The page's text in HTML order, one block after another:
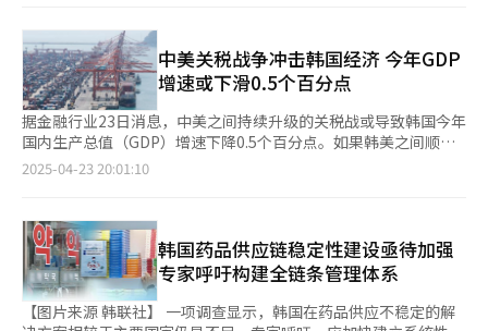
哲秀之间的差距分别为22、25和29个百分点。 国民力量党相关人
士表示，如果韩德洙正式加入总统候选人阵营，整体民调格局也可
能随之变化，未来单一化谈判的推动也会因此受到影响。 25日，
在国立大田显忠院举行的“第二届殉职义务军警日纪念仪式”上，
代理总统职权的国务总理韩德洙正在致纪念辞。【图片来源 韩联
社】
次“2+2”磋商为起点，双方缩小了协商议题范围，并将日程达成
共识，为协商建立起基本框架。会议氛围友好，双方交换意见积极
配合。 崔相穆还透露，韩方向美方就贸易、投资、造船、能源等
领域介绍了合作愿景，并说明美国征收的对等关税或部分品目关税
将对两国间经济合作造成负面影响，阐述了希望豁免对韩关税的立
场。 崔相穆强调，当天的磋商中未提及有关驻韩美军防卫费分摊
问题。 安德根也对本次“2+2”磋商给予积极评价，称本次磋商开
了一个好头，向美方说明了产业合作愿景，释放两国间存在广泛合
1.1%；进口则主要因原油、天然气等能源类商品减少而下降
2.0%。 从各领域对一季度增长率的拉动作用来看，建筑投资和设
备投资分别拖累整体增长率0.4个百分点和0.2个百分点；民间消费
和政府消费对增长的拉动作用均为零。 分行业来看，电力、燃气
和供水行业增长7.9%，农林渔业增长3.2%。而制造业受化学品及
设备类产品影响下降0.8%，建筑业因建筑工程不振减少1.5%。 此
外，今年一季度实际国民总收入（GDI）环比下降0.4%，反映出居
民和企业的实际购买力亦受到削弱。 分析人士指出，若当前内需
1.5%。 21日，京畿道平泽港堆满了集装箱。【图片来源 韩联社】
在SNS上传自己出演《SNL Korea》的剧透照，韩东勋出演的为固
定单元《店长来了》，由演员池艺恩（音）饰演便利店店长，对前
来应聘的兼职生进行面试。韩东勋公开的照片中，与擅长模仿的搞
笑艺人郑成浩（音）相对而站，两人犹如复制粘贴般的相似外貌令
网友忍俊不禁。 国民力量党另一总统候选人、前雇佣劳动部长官
金文洙和前大邱市长洪准杓此前也出演《SNL Korea》。金文洙在
节目中将对手、共同民主党总统候选人李在明比作“过期酸奶”。
洪准杓则在节目中用近期陷入争议的政治掮客明泰均（音）的名字
只跳蚤”（比喻雷声大雨点小）“细菌（均）”，并diss李在明
为“流氓”、称韩东勋为“自恋狂”，截至本月17日，这段视频在
优兔（Youtube）的点击率已突破100万。 《SNL Korea》是美国
大热脱口秀《Saturday Night Live》的韩国版，曾于2011年在
tvN电视台连续播放九季，以对政治的恶搞讽刺和成人搞笑受到观
众欢迎。每逢韩国大选，以无底线恶搞著称的《SNL Korea》都引
中美关税战争冲击韩国经济 今年GDP
增速或下滑0.5个百分点
据金融行业23日消息，中美之间持续升级的关税战或导致韩国今年
国内生产总值（GDP）增速下降0.5个百分点。如果韩美之间顺利
完成通商谈判但中美矛盾无法缓解，关税对韩国经济增长的不利影
至基本税率10%，但实际有效关税仅从20.7%降至14%。原因在
于韩国对美出口产品中汽车及零部件占比高达34%，此类商品依旧
适用25%的高额关税，因此整体减税效果有限。 报告设定三种主
要贸易谈判情景模拟，包括美国对韩征收10%关税，同时中美维持
互征100%以上关税；美国对韩征收25%关税，中美之间维持高额
2025-04-23 20:01:10
韩国药品供应链稳定性建设亟待加强
专家呼吁构建全链条管理体系
【图片来源 韩联社】 一项调查显示，韩国在药品供应不稳定的解